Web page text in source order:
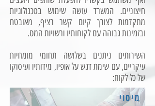
מיסוי
חיצוניים. המשרד עושה שימוש בטכנולוגיות
מתקדמות לצורך קיום קשר רציף, מאובטח
ובזמינות גבוהה עם לקוחותיו ורשויות המס.
השירותים ניתנים בשלושה תחומי מומחיות
עיקריים, עם שימת דגש על אופיו, מידותיו ועיסוקו
של כל לקוח: